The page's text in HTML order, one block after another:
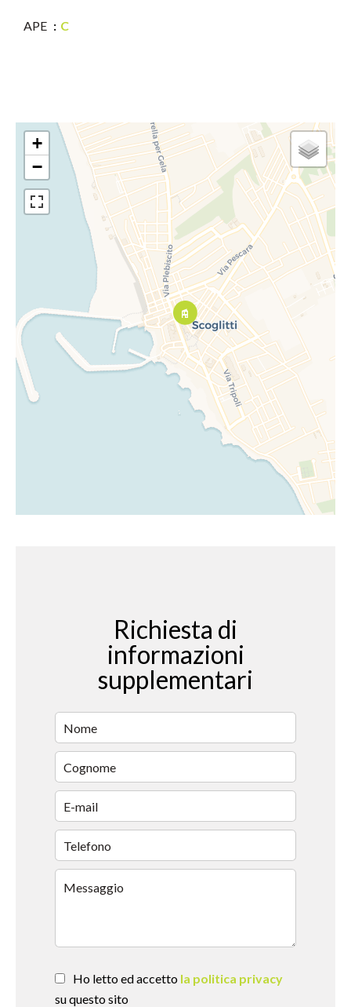
APE C
+
−
Richiesta di
informazioni
supplementari
Ho letto ed accetto la politica privacy
su questo sito